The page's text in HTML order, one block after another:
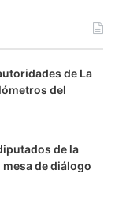
r
a
k
de La
del
de la
de diálogo